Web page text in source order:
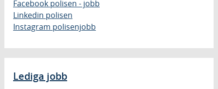
Facebook polisen - jobb
Linkedin polisen
Instagram polisenjobb
Lediga jobb